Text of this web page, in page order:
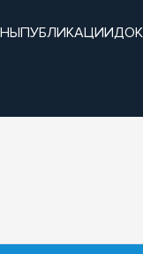
ПУБЛИКАЦИИ